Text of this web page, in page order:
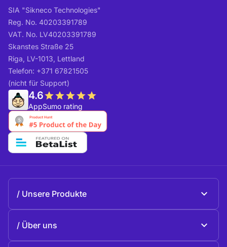
SIA "Sikneco Technologies"
Reg. No. 40203391789
VAT. No. LV40203391789
Skanstes Straße 25
Riga, LV-1013, Lettland
Telefon: +371 67821505
(nicht für Support)
4.6
AppSumo rating
Unsere Produkte
Über uns